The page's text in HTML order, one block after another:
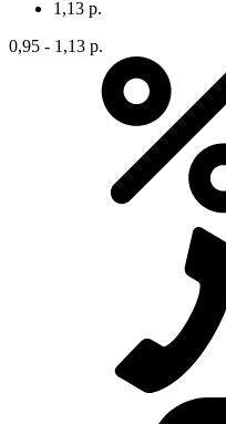
1,13 р.
0,95 - 1,13 р.